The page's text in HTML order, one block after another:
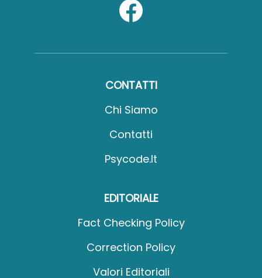
CONTATTI
Chi Siamo
Contatti
Psycode.it
EDITORIALE
Fact Checking Policy
Correction Policy
Valori Editoriali